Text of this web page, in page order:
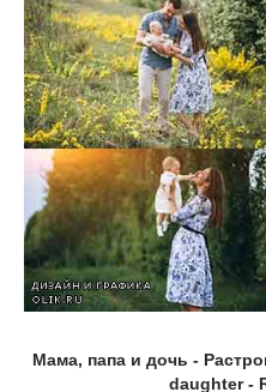
Мама, папа и дочь -
daughter -